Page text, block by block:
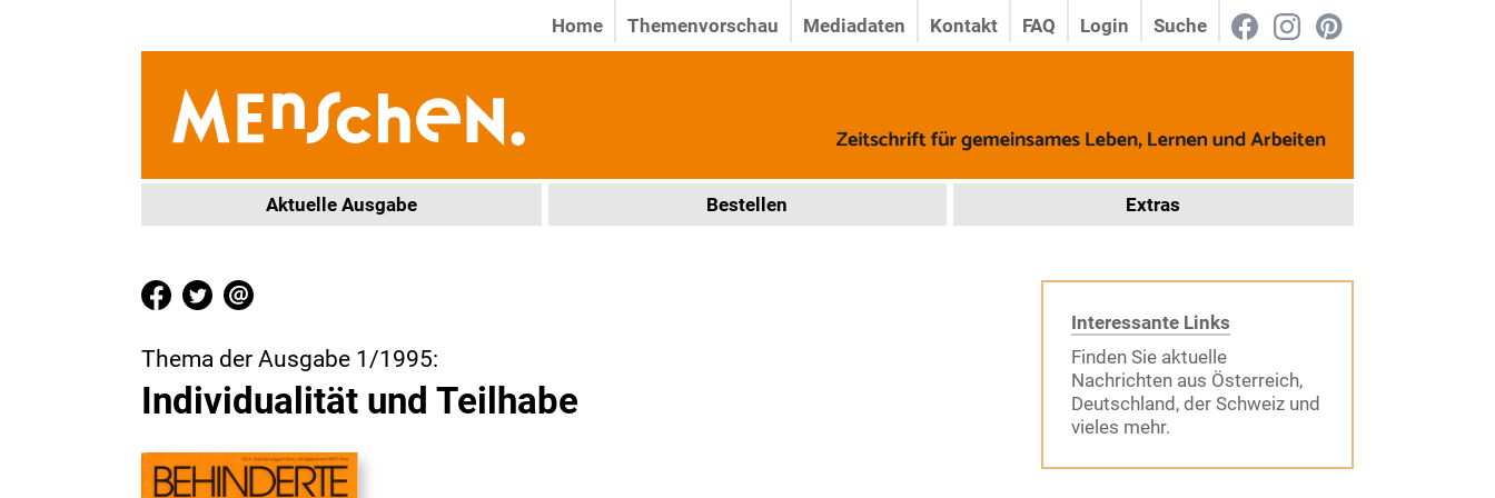
Suche
Login
FAQ
Kontakt
Mediadaten
Themenvorschau
Home
Aktuelle Ausgabe Bestellen Extras
Thema der Ausgabe 1/1995:
Individualität und Teilhabe
Interessante Links
Finden Sie aktuelle
Nachrichten aus Österreich,
Deutschland, der Schweiz und
vieles mehr.